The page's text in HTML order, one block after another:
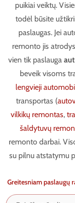
puikiai veiktų.
todėl būsite
paslaugas. Jei
remonto jis
vien tik paslauga
beveik visoms
lengvieji
transportas (
vilkikų remontas,
šaldytuvų
remonto darbai.
su pilnu atstatymu
Greitesniam paslaugų